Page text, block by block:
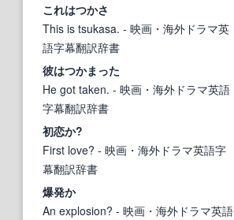
これはつかさ
This is tsukasa. - 映画・海外ドラマ英
語字幕翻訳辞書
彼はつかまった
He got taken. - 映画・海外ドラマ英語
字幕翻訳辞書
初恋か?
First love? - 映画・海外ドラマ英語字
幕翻訳辞書
爆発か
An explosion? - 映画・海外ドラマ英語